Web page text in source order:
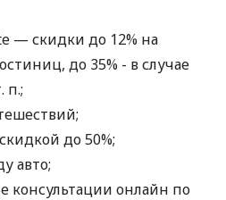
— скидки до 12% на
до 35% - в случае
п.;
до 50%;
авто;
консультации онлайн по